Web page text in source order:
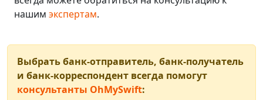
нашим экспертам.
Выбрать банк-отправитель, банк-получатель
и банк-корреспондент всегда помогут
консультанты OhMySwift: